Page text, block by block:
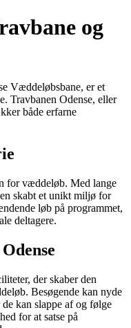
og
Væddeløbsbane, er et
Travbanen Odense, eller
både erfarne
for væddeløb. Med lange
skabt et unikt miljø for
løb på programmet,
deltagere.
der skaber den
Besøgende kan nyde
kan slappe af og følge
for at satse på